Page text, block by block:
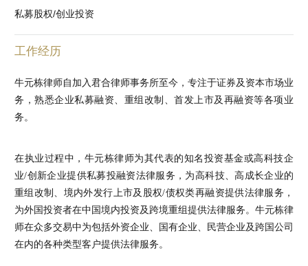
私募股权/创业投资
工作经历
牛元栋律师自加入君合律师事务所至今，专注于证券及资本市场业
务，熟悉企业私募融资、重组改制、首发上市及再融资等各项业
务。
在执业过程中，牛元栋律师为其代表的知名投资基金或高科技企
业/创新企业提供私募投融资法律服务，为高科技、高成长企业的
重组改制、境内外发行上市及股权/债权类再融资提供法律服务，
为外国投资者在中国境内投资及跨境重组提供法律服务。牛元栋律
师在众多交易中为包括外资企业、国有企业、民营企业及跨国公司
在内的各种类型客户提供法律服务。